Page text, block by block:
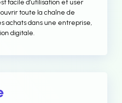
facile d’utilisation et user
toute la chaîne de
achats dans une entreprise,
digitale.